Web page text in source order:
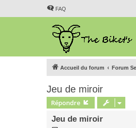
FAQ
Accueil du forum Forum
Jeu de miroir
Répondre
Jeu de miroir